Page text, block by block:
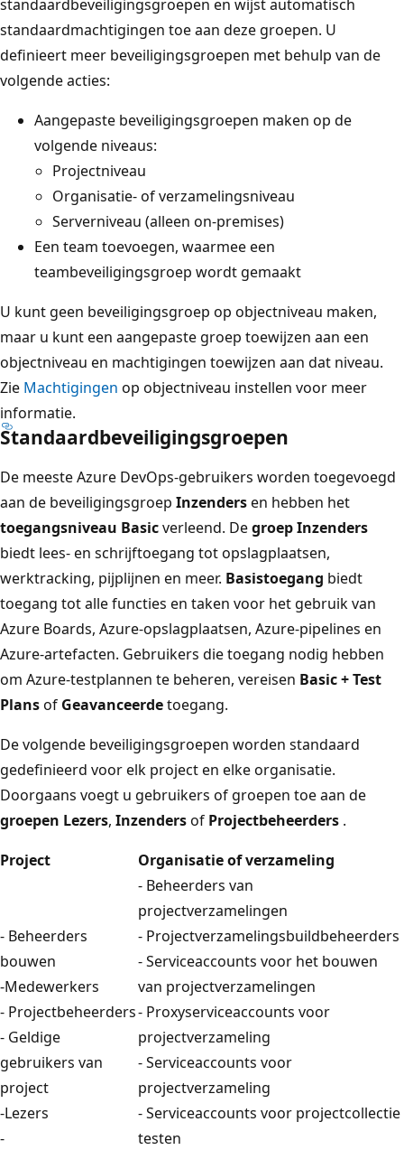
standaardbeveiligingsgroepen en wijst automatisch
standaardmachtigingen toe aan deze groepen. U
definieert meer beveiligingsgroepen met behulp van de
volgende acties:
Aangepaste beveiligingsgroepen maken op de
volgende niveaus:
Projectniveau
Organisatie- of verzamelingsniveau
Serverniveau (alleen on-premises)
Een team toevoegen, waarmee een
teambeveiligingsgroep wordt gemaakt
U kunt geen beveiligingsgroep op objectniveau maken,
maar u kunt een aangepaste groep toewijzen aan een
objectniveau en machtigingen toewijzen aan dat niveau.
Zie Machtigingen op objectniveau instellen voor meer
informatie.
Standaardbeveiligingsgroepen
De meeste Azure DevOps-gebruikers worden toegevoegd
aan de beveiligingsgroep Inzendersen hebben het
toegangsniveau Basicverleend. Degroep Inzenders
biedt lees- en schrijftoegang tot opslagplaatsen,
werktracking, pijplijnen en meer. Basistoegang biedt
toegang tot alle functies en taken voor het gebruik van
Azure Boards, Azure-opslagplaatsen, Azure-pipelines en
Azure-artefacten. Gebruikers die toegang nodig hebben
om Azure-testplannen te beheren, vereisen Basic + Test
Plansof Geavanceerdetoegang.
De volgende beveiligingsgroepen worden standaard
gedefinieerd voor elk project en elke organisatie.
Doorgaans voegt u gebruikers of groepen toe aan de
groepen Lezers, Inzendersof Projectbeheerders .
Project
Organisatie of verzameling
- Beheerders
bouwen
-Medewerkers
- Projectbeheerders
- Geldige
gebruikers van
project
-Lezers
-
- Beheerders van
projectverzamelingen
- Projectverzamelingsbuildbeheerders
- Serviceaccounts voor het bouwen
van projectverzamelingen
- Proxyserviceaccounts voor
projectverzameling
- Serviceaccounts voor
projectverzameling
- Serviceaccounts voor projectcollectie
testen